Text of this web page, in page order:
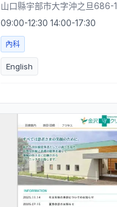
山口縣宇部市大字沖之旦686-1
09:00-12:30 14:00-17:30
內科
English